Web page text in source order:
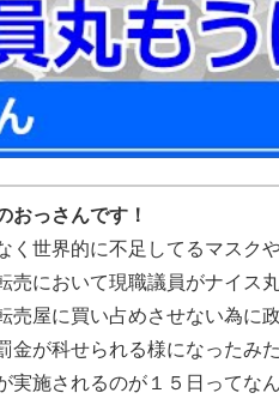
おっさんです！
く世界的に不足してるマスク
売において現職議員がナイス
売屋に買い占めさせない為に
金が科せられる様になったみ
実施されるのが１５日ってな